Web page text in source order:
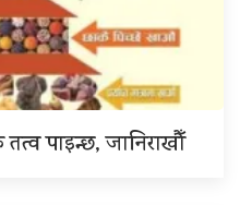
पाइन्छ, जानिराखौँ